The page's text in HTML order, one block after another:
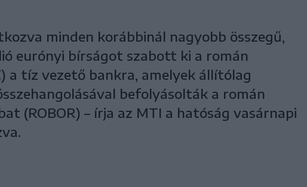
minden korábbinál nagyobb összegű,
eurónyi bírságot szabott ki a román
a tíz vezető bankra, amelyek állítólag
befolyásolták a román
(ROBOR) – írja az MTI a hatóság vasárnapi